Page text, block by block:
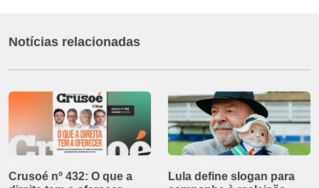
Notícias relacionadas
Crusoé nº 432: O que a
Lula define slogan para